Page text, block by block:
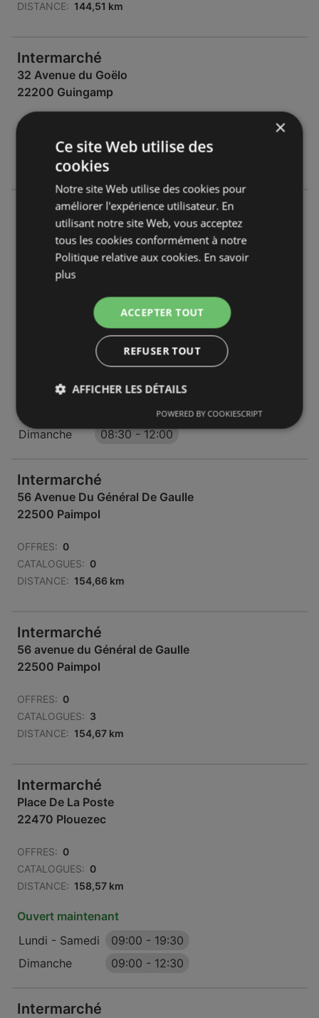
DISTANCE: 144,51 km
Intermarché
32 Avenue du Goëlo
22200 Guingamp
OFFRES:
CATALOGUES: 4
145,64 km
Intermarché
Avenue Du Général De Gaulle 56
22500 Paimpol
OFFRES: 0
154,66 km
Ouvert maintenant
08:45-19:15
Vendredi
08:45- 19:30
19:15
Dimanche
08:30 - 12:00
Intermarché
56 Avenue Du Général De Gaulle
22500 Paimpol
OFFRES: 0
CATALOGUES: 0
DISTANCE: 154,66 km
Intermarché
56 avenue du Général de Gaulle
22500 Paimpol
OFFRES: 0
CATALOGUES: 3
DISTANCE: 154,67 km
Intermarché
Place De La Poste
22470 Plouezec
OFFRES: 0
CATALOGUES: 0
DISTANCE: 158,57 km
Ouvert maintenant
Lundi - Samedi
09:00 - 19:30
Dimanche
09:00 - 12:30
Intermarché
×
Ce site Web utilise des
cookies
Notre site Web utilise des cookies pour
améliorer l'expérience utilisateur. En
utilisant notre site Web, vous acceptez
tous les cookies conformément à notre
Politique relative aux cookies. En savoir
plus
ACCEPTER TOUT
REFUSER TOUT
AFFICHER LES DÉTAILS
POWERED BY COOKIESCRIPT